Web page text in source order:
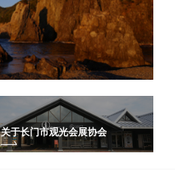
关于长门市观光会展协会